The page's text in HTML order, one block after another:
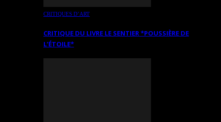
CRITIQUES D’ART
CRITIQUE DU LIVRE LE SENTIER *POUSSIÈRE DE
L’ÉTOILE*